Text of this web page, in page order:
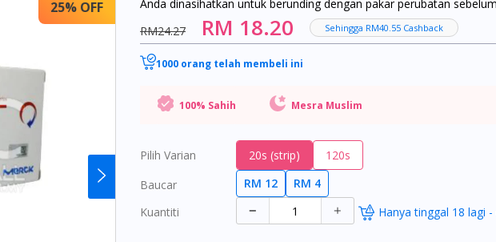
25% OFF
Anda dinasihatkan untuk berunding dengan pakar perubatan
RM24.27
RM 18.20 Sehingga RM40.55 Cashback
1000 orang telah membeli ini
100% Sahih Mesra Muslim
Pilih Varian 20s (strip)
120s
Baucar
RM 12
RM 4
Kuantiti
Hanya tinggal 18 lagi -